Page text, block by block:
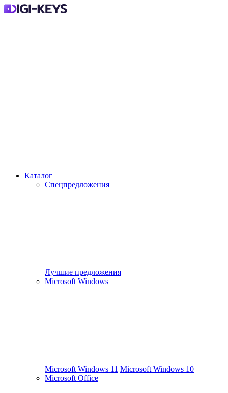
Каталог
Спецпредложения
Лучшие предложения
Microsoft Windows
Microsoft Windows 11 Microsoft Windows 10
Microsoft Office